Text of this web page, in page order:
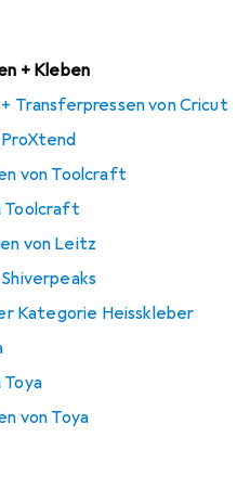
+ Kleben
Transferpressen von Cricut
von Toolcraft
Toolcraft
von Leitz
Kategorie Heisskleber
von Toya